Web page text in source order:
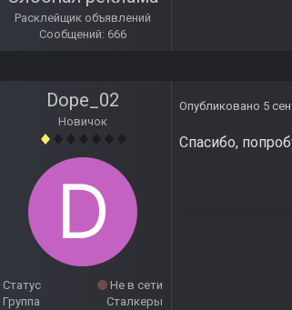
Расклейщик объявлений
Сообщений: 666
Dope_02
Новичок
Статус
Не в сети
Группа
Сталкеры
Опубликовано 5
Спасибо,